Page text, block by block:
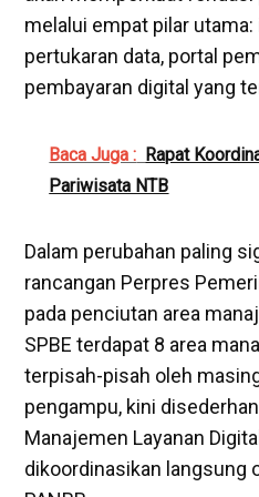
melalui empat pilar
pertukaran data, portal
pembayaran digital yang
Baca Juga : Rapat
Pariwisata NTB
​Dalam perubahan paling
rancangan Perpres
pada penciutan area
SPBE terdapat 8 area
terpisah-pisah oleh
pengampu, kini
Manajemen Layanan
dikoordinasikan langsung